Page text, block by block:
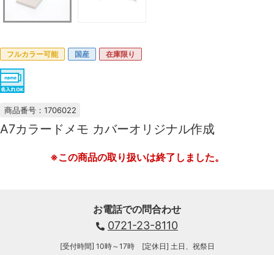
フルカラー可能 国産 在庫限り
商品番号：1706022
A7カラードメモ カバーオリジナル作成
※この商品の取り扱いは終了しました。
お電話での問合わせ
0721-23-8110
[受付時間] 10時～17時 [定休日] 土日、祝祭日